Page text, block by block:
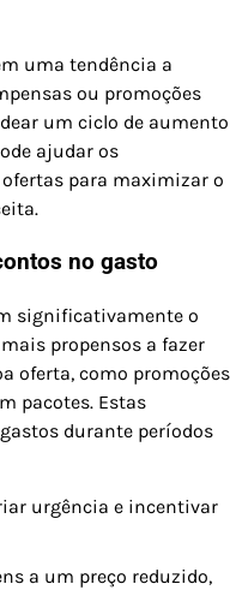
uma tendência a
ou promoções
um ciclo de aumento
ajudar os
para maximizar o
no gasto
significativamente o
propensos a fazer
oferta, como promoções
pacotes. Estas
durante períodos
urgência e incentivar
a um preço reduzido,